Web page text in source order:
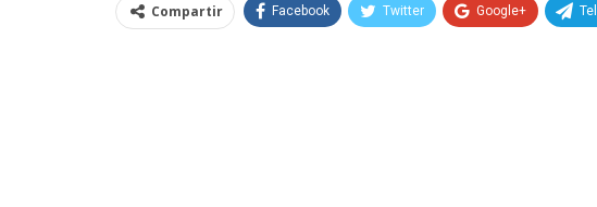
Compartir Facebook Twitter Google+